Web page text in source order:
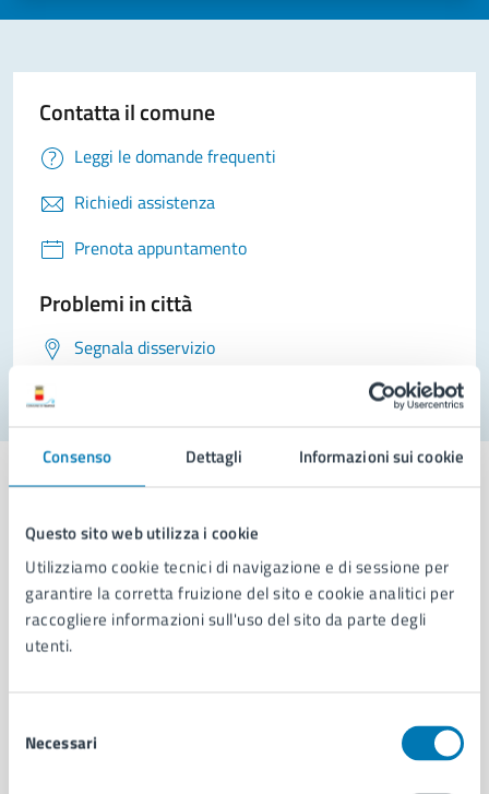
Consenso Dettagli Informazioni sui cookie
Questo sito web utilizza i cookie
Utilizziamo cookie tecnici di navigazione e di sessione per
garantire la corretta fruizione del sito e cookie analitici per
raccogliere informazioni sull'uso del sito da parte degli
utenti.
delNecessari
Contatta il comune
Leggi le domande frequenti
Richiedi assistenza
Prenota appuntamento
Problemi in città
Segnala disservizio
Comune di Napoli
AMMINISTRAZIONE
Aree amministrative
Uffici